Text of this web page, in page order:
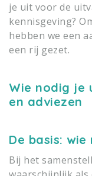
je uit voor de
kennisgeving?
hebben we een
een rij gezet.
Wie nodig je
en adviezen
De basis:
Bij het